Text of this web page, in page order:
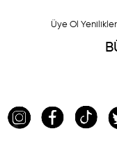
Üye Ol